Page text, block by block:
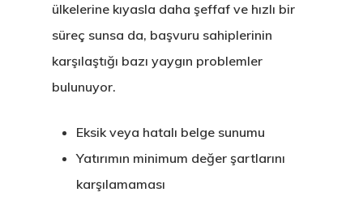
ülkelerine kıyasla daha şeffaf ve hızlı bir
süreç sunsa da, başvuru sahiplerinin
karşılaştığı bazı yaygın problemler
bulunuyor.
Eksik veya hatalı belge sunumu
Yatırımın minimum değer şartlarını
karşılamaması